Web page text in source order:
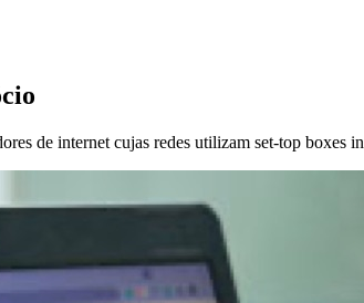
de internet cujas redes utilizam set-top boxes